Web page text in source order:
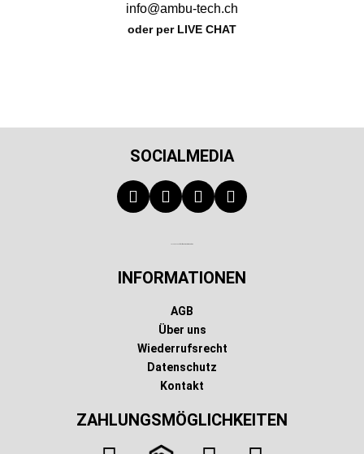
info@ambu-tech.ch
oder per LIVE CHAT
SOCIALMEDIA
INFORMATIONEN
AGB
Über uns
Wiederrufsrecht
Datenschutz
Kontakt
ZAHLUNGSMÖGLICHKEITEN